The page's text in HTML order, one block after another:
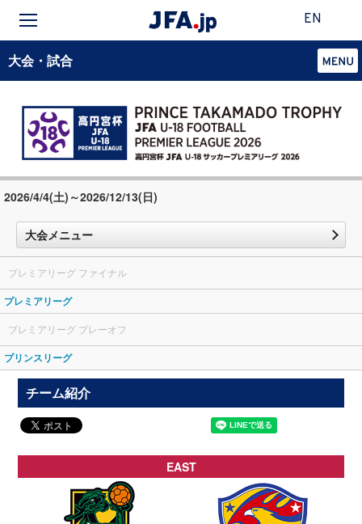
EN
大会・試合
2026/4/4(土)～2026/12/13(日)
大会メニュー
プレミアリーグ ファイナル
プレミアリーグ
プレミアリーグ プレーオフ
プリンスリーグ
チーム紹介
EAST